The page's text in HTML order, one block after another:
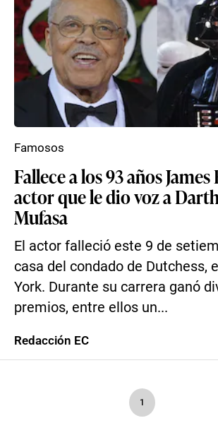
Fallece a los 93 años James
actor que le dio voz a
Mufasa
El actor falleció este 9 de
casa del condado de Dutchess,
York. Durante su carrera ganó
premios, entre ellos un...
Famosos
Redacción EC
1